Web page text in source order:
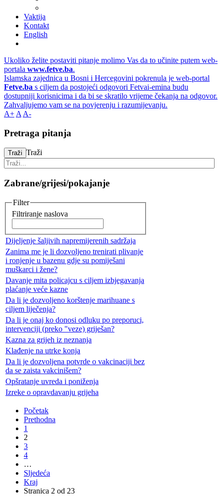
Vaktija
Kontakt
English
Ukoliko želite postaviti pitanje molimo Vas da to učinite putem web-
portala www.fetve.ba.
Islamska zajednica u Bosni i Hercegovini pokrenula je web-portal
Fetve.ba s ciljem da postojeći odgovori Fetvai-emina budu
dostupniji korisnicima i da bi se skratilo vrijeme čekanja na odgovor.
Zahvaljujemo vam se na povjerenju i razumijevanju.
A+ A A-
Pretraga pitanja
Traži Traži
Zabrane/grijesi/pokajanje
Filter
Filtriranje naslova
Dijeljenje šaljivih napremijerenih sadržaja
Zanima me je li dozvoljeno trenirati plivanje
i ronjenje u bazenu gdje su pomiješani
muškarci i žene?
Davanje mita policajcu s ciljem izbjegavanja
plaćanje veće kazne
Da li je dozvoljeno korštenje marihuane s
ciljem liječenja?
Da li je onaj ko donosi odluku po preporuci,
intervenciji (preko "veze) griješan?
Kazna za grijeh iz neznanja
Klađenje na utrke konja
Da li je dozvoljena potvrde o vakcinaciji bez
da se zaista vakcinišem?
Opšratanje uvreda i poniženja
Izreke o opravdavanju grijeha
Početak
Prethodna
1
2
3
4
…
Sljedeća
Kraj
Stranica 2 od 23